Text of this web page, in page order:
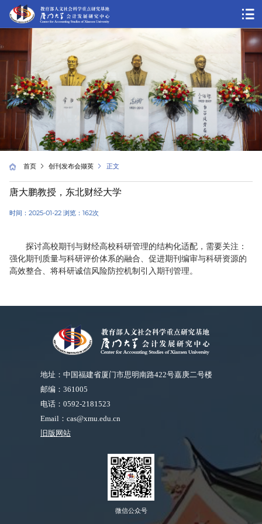
首页 创刊发布会撷英 正文
唐大鹏教授，东北财经大学
时间：2025-01-22 浏览： 162次
探讨高校期刊与财经高校科研管理的结构化适配，需要关注：
强化期刊质量与科研评价体系的融合、促进期刊编审与科研资源的
高效整合、将科研诚信风险防控机制引入期刊管理。
地址：中国福建省厦门市思明南路422号嘉庚二号楼
邮编：361005
电话：0592-2181523
Email：cas@xmu.edu.cn
旧版网站
微信公众号